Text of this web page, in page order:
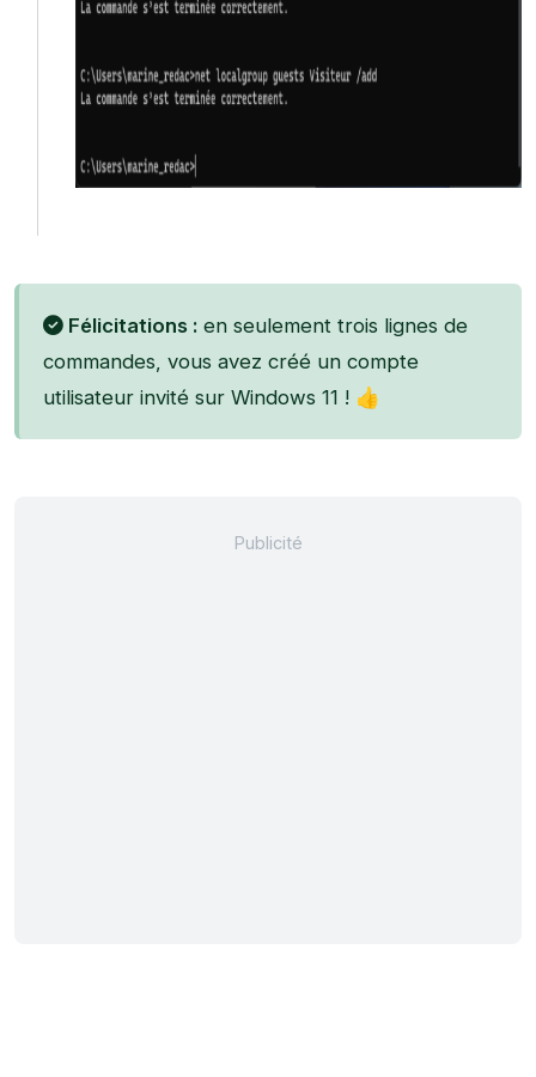
Félicitations : en seulement trois lignes de
commandes, vous avez créé un compte
utilisateur invité sur Windows 11 ! 👍